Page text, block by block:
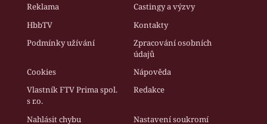
Reklama
Castingy a výzvy
HbbTV
Kontakty
Podmínky užívání
Zpracování osobních
údajů
Cookies
Nápověda
Vlastník FTV Prima spol.
s r.o.
Redakce
Nahlásit chybu Nastavení soukromí